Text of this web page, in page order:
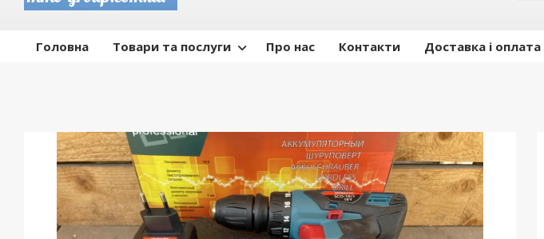
Головна Товари та послуги Про нас Контакти Доставка і оплата